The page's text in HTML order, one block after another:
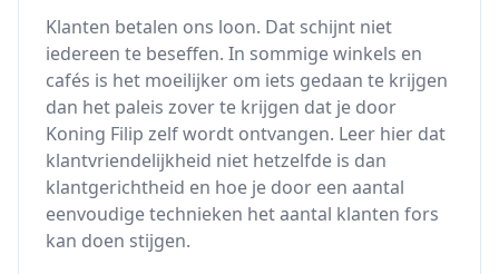
Klanten betalen ons loon. Dat schijnt niet
iedereen te beseffen. In sommige winkels en
cafés is het moeilijker om iets gedaan te krijgen
dan het paleis zover te krijgen dat je door
Koning Filip zelf wordt ontvangen. Leer hier dat
klantvriendelijkheid niet hetzelfde is dan
klantgerichtheid en hoe je door een aantal
eenvoudige technieken het aantal klanten fors
kan doen stijgen.